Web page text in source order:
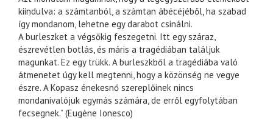
kiindulva: a számtanból, a számtan ábécéjéből, ha szabad
így mondanom, lehetne egy darabot csinálni.
A burleszket a végsőkig feszegetni. Itt egy száraz,
észrevétlen botlás, és máris a tragédiában találjuk
magunkat. Ez egy trükk. A burleszkből a tragédiába való
átmenetet úgy kell megtenni, hogy a közönség ne vegye
észre. A Kopasz énekesnő szereplőinek nincs
mondanivalójuk egymás számára, de erről egyfolytában
fecsegnek.” (Eugène Ionesco)